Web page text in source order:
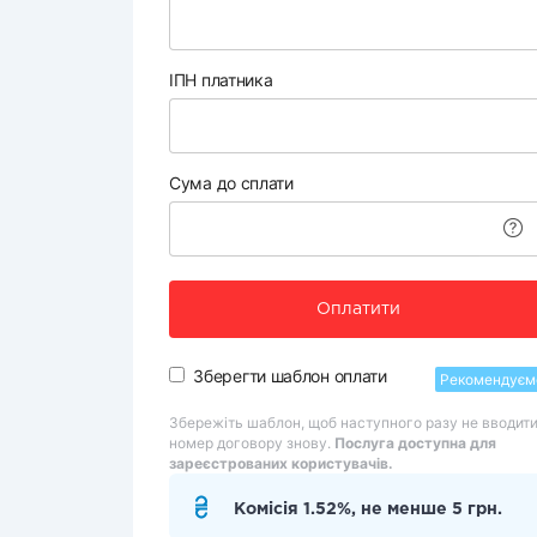
ІПН платника
Сума до сплати
Оплатити
Зберегти шаблон оплати
Збережіть шаблон, щоб наступного разу не вводити
номер договору знову. Послуга доступна для
зареєстрованих користувачів.
Комісія 1.52%, не менше 5 грн.